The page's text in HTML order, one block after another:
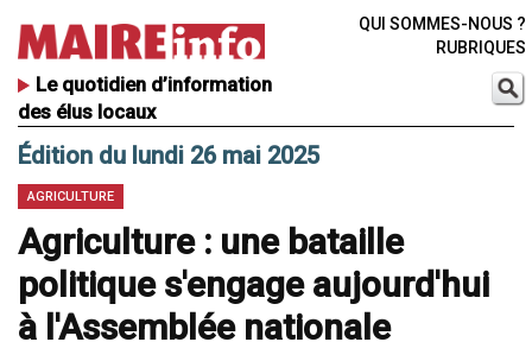
Le quotidien d’information
des élus locaux
QUI SOMMES-NOUS ?
RUBRIQUES
Édition du lundi 26 mai 2025
AGRICULTURE
Agriculture : une bataille
politique s'engage aujourd'hui
à l'Assemblée nationale